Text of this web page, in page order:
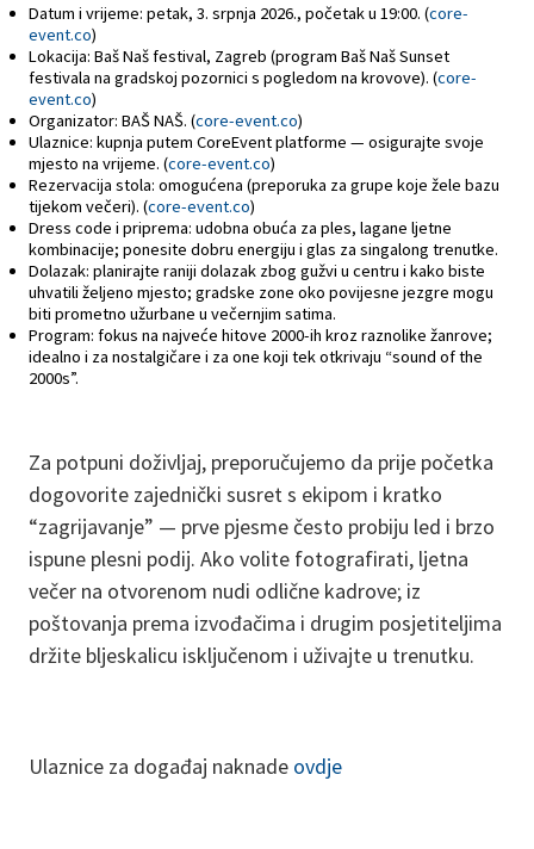
Datum i vrijeme: petak, 3. srpnja 2026., početak u 19:00. (core-
event.co)
Lokacija: Baš Naš festival, Zagreb (program Baš Naš Sunset
festivala na gradskoj pozornici s pogledom na krovove). (core-
event.co)
Organizator: BAŠ NAŠ. (core-event.co)
Ulaznice: kupnja putem CoreEvent platforme — osigurajte svoje
mjesto na vrijeme. (core-event.co)
Rezervacija stola: omogućena (preporuka za grupe koje žele bazu
tijekom večeri). (core-event.co)
Dress code i priprema: udobna obuća za ples, lagane ljetne
kombinacije; ponesite dobru energiju i glas za singalong trenutke.
Dolazak: planirajte raniji dolazak zbog gužvi u centru i kako biste
uhvatili željeno mjesto; gradske zone oko povijesne jezgre mogu
biti prometno užurbane u večernjim satima.
Program: fokus na najveće hitove 2000-ih kroz raznolike žanrove;
idealno i za nostalgičare i za one koji tek otkrivaju “sound of the
2000s”.
Za potpuni doživljaj, preporučujemo da prije početka
dogovorite zajednički susret s ekipom i kratko
“zagrijavanje” — prve pjesme često probiju led i brzo
ispune plesni podij. Ako volite fotografirati, ljetna
večer na otvorenom nudi odlične kadrove; iz
poštovanja prema izvođačima i drugim posjetiteljima
držite bljeskalicu isključenom i uživajte u trenutku.
Ulaznice za događaj naknade ovdje